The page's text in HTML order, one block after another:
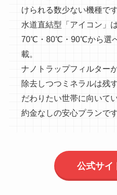
けられる数少ない機種です
水道直結型「アイコン」
70℃・80℃・90℃から選
載。
ナノトラップフィルター
除去しつつミネラルは残
だわりたい世帯に向いて
約金なしの安心プランです
公式サイ